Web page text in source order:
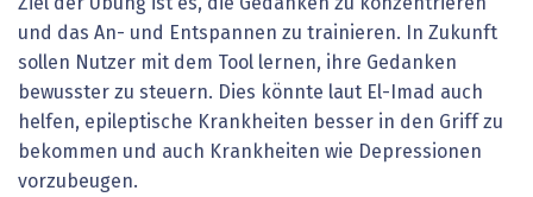
und das An- und Entspannen zu trainieren. In Zukunft
sollen Nutzer mit dem Tool lernen, ihre Gedanken
bewusster zu steuern. Dies könnte laut El-Imad auch
helfen, epileptische Krankheiten besser in den Griff zu
bekommen und auch Krankheiten wie Depressionen
vorzubeugen.